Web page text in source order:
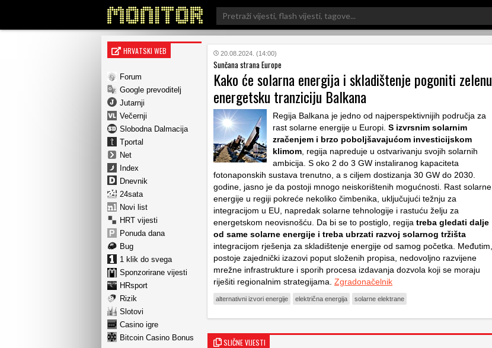
Search
for:
HRVATSKI WEB
Forum
Google prevoditelj
Jutarnji
Večernji
Slobodna Dalmacija
Tportal
Net
Index
Dnevnik
24sata
Novi list
HRT vijesti
Ponuda dana
Bug
1 klik do svega
Sponzorirane vijesti
HRsport
Rizik
Slotovi
Casino igre
Bitcoin Casino Bonus
20.08.2024. (14:00)
Sunčana strana Europe
Kako će solarna energija i skladištenje pogoniti zelenu
energetsku tranziciju Balkana
Regija Balkana je jedno od najperspektivnijih područja za
rast solarne energije u Europi. S izvrsnim solarnim
zračenjem i brzo poboljšavajućom investicijskom
klimom , regija napreduje u ostvarivanju svojih solarnih
ambicija. S oko 2 do 3 GW instaliranog kapaciteta
fotonaponskih sustava trenutno, a s ciljem dostizanja 30 GW do 2030.
godine, jasno je da postoji mnogo neiskorištenih mogućnosti. Rast solarne
energije u regiji pokreće nekoliko čimbenika, uključujući težnju za
integracijom u EU, napredak solarne tehnologije i rastuću želju za
energetskom neovisnošću. Da bi se to postiglo, regija treba gledati dalje
od same solarne energije i treba ubrzati razvoj solarnog tržišta
integracijom rješenja za skladištenje energije od samog početka. Međutim,
postoje zajednički izazovi poput složenih propisa, nedovoljno razvijene
mrežne infrastrukture i sporih procesa izdavanja dozvola koji se moraju
riješiti regionalnim strategijama. Zgradonačelnik
alternativni izvori energije električna energija solarne elektrane
SLIČNE VIJESTI